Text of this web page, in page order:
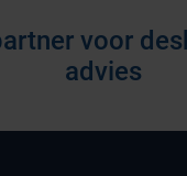
voor
advies